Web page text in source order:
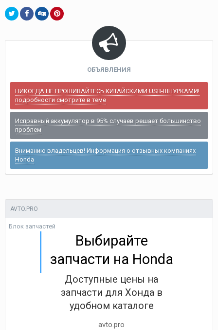
ОБЪЯВЛЕНИЯ
НИКОГДА НЕ ПРОШИВАЙТЕСЬ КИТАЙСКИМИ USB-ШНУРКАМИ!
подробности смотрите в теме
Исправный аккумулятор в 95% случаев решает большинство
проблем
Вниманию владельцев! Информация о отзывных компаниях
Honda
AVTO.PRO
Блок запчастей
Выбирайте
запчасти на Honda
Доступные цены на
запчасти для Хонда в
удобном каталоге
avto.pro